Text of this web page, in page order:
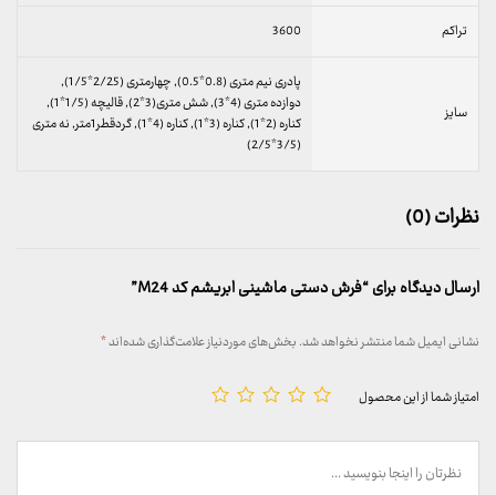
تراکم 3600
سایز
پادری نیم متری (0.8*0.5), چهارمتری (2/25*1/5),
دوازده متری (4*3), شش متری(3*2), قالیچه (1/5*1),
کناره (2*1), کناره (3*1), کناره (4*1), گردقطر1متر, نه متری
(3/5*2/5)
نظرات (0)
ارسال دیدگاه برای “فرش دستی ماشینی ابریشم کد M24”
نشانی ایمیل شما منتشر نخواهد شد.بخش‌های موردنیاز علامت‌گذاری شده‌اند*
امتیاز شما از این محصول